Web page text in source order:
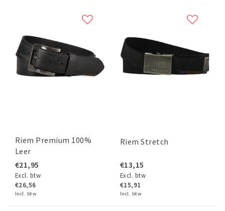
Riem Premium 100%
Leer
€21,95
Excl. btw
€26,56
Incl. btw
Riem Stretch
€13,15
Excl. btw
€15,91
Incl. btw